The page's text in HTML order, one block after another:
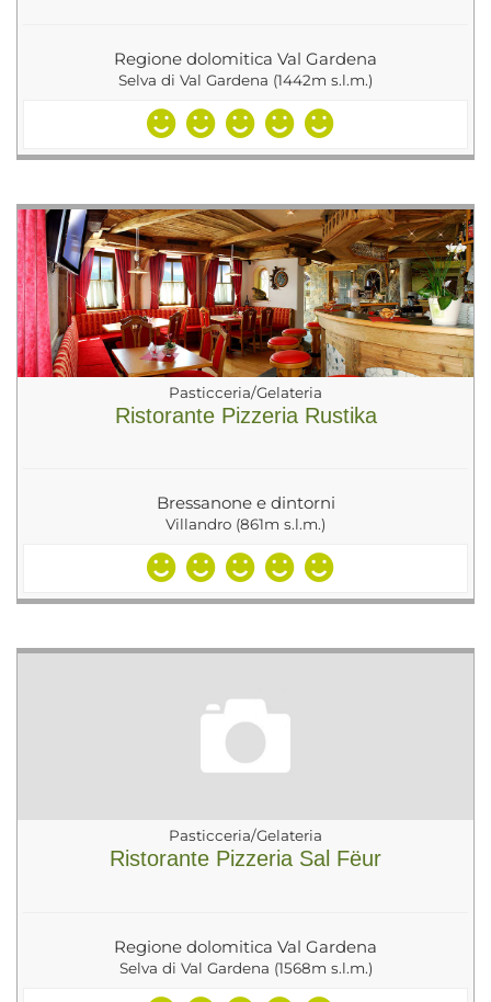
Regione dolomitica Val Gardena
Selva di Val Gardena (1442m s.l.m.)
Pasticceria/Gelateria
Ristorante Pizzeria Rustika
Bressanone e dintorni
Villandro (861m s.l.m.)
Pasticceria/Gelateria
Ristorante Pizzeria Sal Fëur
Regione dolomitica Val Gardena
Selva di Val Gardena (1568m s.l.m.)